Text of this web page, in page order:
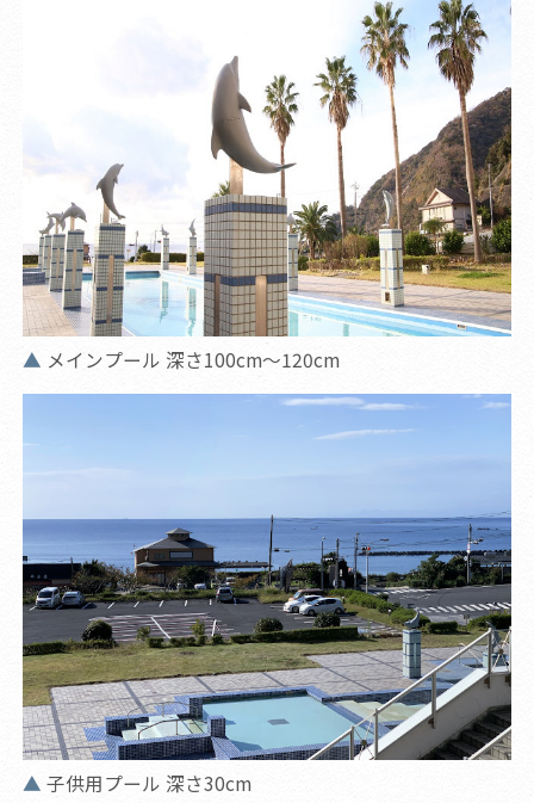
メインプール 深さ100cm～120cm
子供用プール 深さ30cm